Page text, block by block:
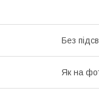
Без
Як на